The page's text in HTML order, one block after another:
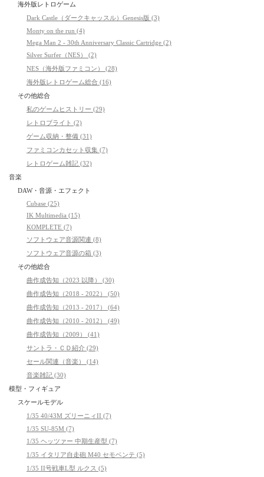
海外版レトロゲーム
Dark Castle（ダークキャッスル）Genesis版 (3)
Monty on the run (4)
Mega Man 2 - 30th Anniversary Classic Cartridge (2)
Silver Surfer（NES） (2)
NES（海外版ファミコン） (28)
海外版レトロゲーム総合 (16)
その他総合
私のゲームヒストリー (29)
レトロブライト (2)
ゲーム収納・整備 (31)
ファミコンカセット収集 (7)
レトロゲーム雑記 (32)
音楽
DAW・音源・エフェクト
Cubase (25)
IK Multimedia (15)
KOMPLETE (7)
ソフトウェア音源関連 (8)
ソフトウェア音源の箱 (3)
その他総合
曲作成告知（2023 以降） (30)
曲作成告知（2018 - 2022） (50)
曲作成告知（2013 - 2017） (64)
曲作成告知（2010 - 2012） (49)
曲作成告知（2009） (41)
サントラ・ＣＤ紹介 (29)
セール関連（音楽） (14)
音楽雑記 (30)
模型・フィギュア
スケールモデル
1/35 40/43M ズリーニィII (7)
1/35 SU-85M (7)
1/35 ヘッツァー 中期生産型 (7)
1/35 イタリア自走砲 M40 セモベンテ (5)
1/35 II号戦車L型 ルクス (5)